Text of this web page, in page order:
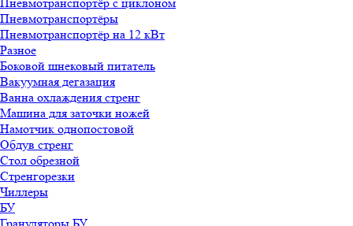
Пневмотранспортёры
Пневмотранспортёр на 12 кВт
Разное
Боковой шнековый питатель
Вакуумная дегазация
Ванна охлаждения стренг
Машина для заточки ножей
Намотчик однопостовой
Обдув стренг
Стол обрезной
Стренгорезки
Чиллеры
БУ